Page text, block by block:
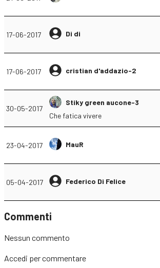
17-06-2017 Di di
17-06-2017 cristian d'addazio-2
30-05-2017
Stiky green aucone-3
Che fatica vivere
23-04-2017 MauR
05-04-2017 Federico Di Felice
Commenti
Nessun commento
Accedi per commentare